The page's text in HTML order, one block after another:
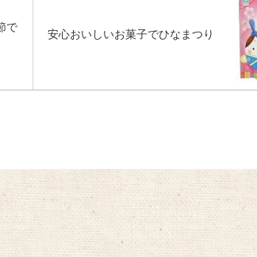
で
安心おいしいお菓子でひなまつり